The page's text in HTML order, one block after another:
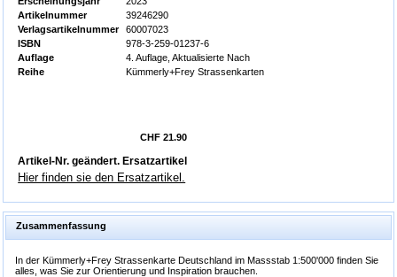
Artikelnummer
39246290
Verlagsartikelnummer
60007023
ISBN
978-3-259-01237-6
Auflage
4. Auflage, Aktualisierte Nach
Reihe
Kümmerly+Frey Strassenkarten
CHF 21.90
Artikel-Nr. geändert. Ersatzartikel
Hier finden sie den Ersatzartikel.
Zusammenfassung
In der Kümmerly+Frey Strassenkarte Deutschland im Massstab 1:500'000 finden Sie
alles, was Sie zur Orientierung und Inspiration brauchen.